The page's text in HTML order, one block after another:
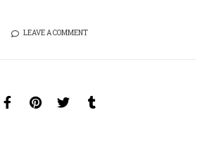
LEAVE A COMMENT